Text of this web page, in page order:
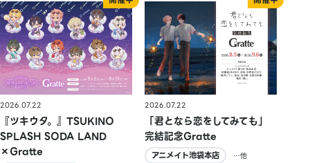
2026.07.22
『ツキウタ。』TSUKINO
SPLASH SODA LAND
×Gratte
2026.07.22
「君となら恋をしてみても」
完結記念Gratte
アニメイト池袋本店
…他